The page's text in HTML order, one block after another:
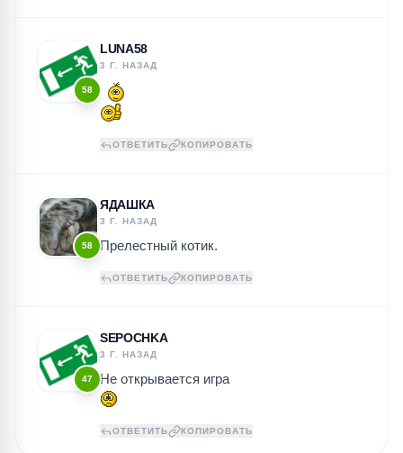
58
LUNA58
3 Г. НАЗАД
ОТВЕТИТЬ КОПИРОВАТЬ
58
ЯДАШКА
3 Г. НАЗАД
Прелестный котик.
ОТВЕТИТЬ КОПИРОВАТЬ
47
SEPOCHKA
3 Г. НАЗАД
Не открывается игра
ОТВЕТИТЬ КОПИРОВАТЬ